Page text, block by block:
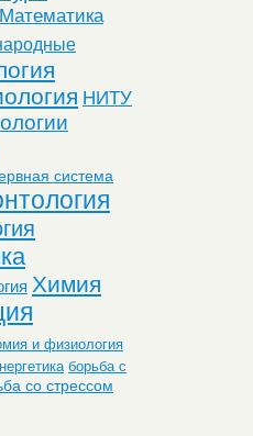
Математика
НИТУ
система
Химия
и физиология
борьба с
со стрессом